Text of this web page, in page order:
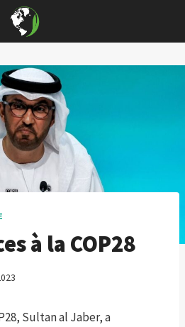
à la COP28
Sultan al Jaber, a